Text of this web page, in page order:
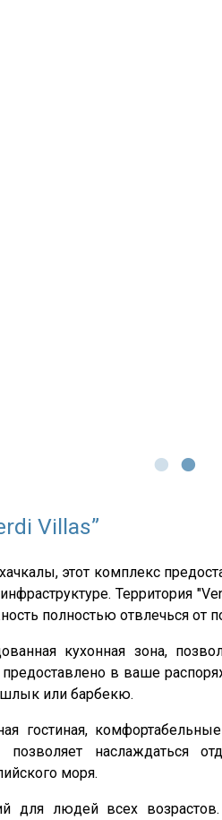
Villas”
этот комплекс
Территория
полностью отвлечься от
кухонная зона,
в ваше
или барбекю.
гостиная,
наслаждаться
моря.
для людей всех